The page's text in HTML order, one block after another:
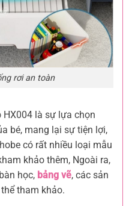
rơi an toàn
HX004 là sự lựa chọn
bé, mang lại sự tiện lợi,
có rất nhiều loại mẫu
khảo thêm, Ngoài ra,
học, bảng vẽ, các sản
tham khảo.